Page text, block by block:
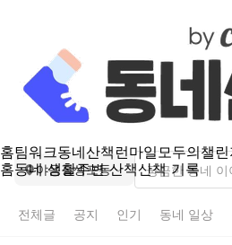
홈팀워크동네산책 런마일모두의챌
홈동네 생활주변 산책산책 기록
야음장생포동
전체글 공지 인기 동네 일상